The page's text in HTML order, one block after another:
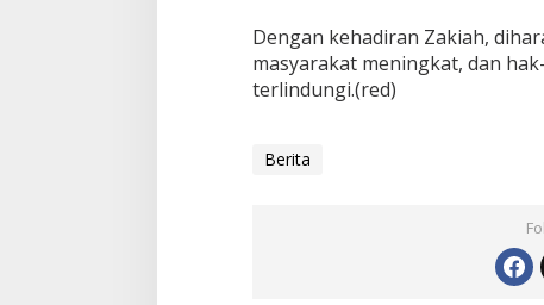
Dengan kehadiran Zakiah,
masyarakat meningkat, dan
terlindungi.(red)
Berita